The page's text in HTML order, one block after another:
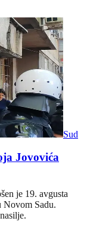
Sud
Jovovića
je 19. avgusta
Novom Sadu.